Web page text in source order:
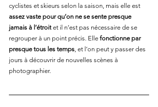
cyclistes et skieurs selon la saison, mais elle est
assez vaste pour qu’on ne se sente presque
jamais à l’étroit et il n’est pas nécessaire de se
regrouper à un point précis. Elle fonctionne par
presque tous les temps , et l’on peut y passer des
jours à découvrir de nouvelles scènes à
photographier.